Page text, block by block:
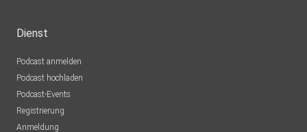
Dienst
Podcast anmelden
Podcast hochladen
Podcast-Events
Registrierung
Anmeldung